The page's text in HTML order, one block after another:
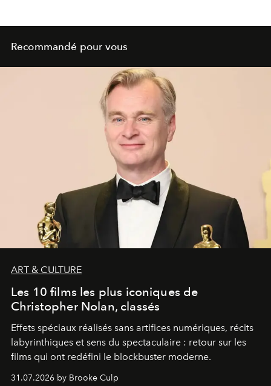
Recommandé pour vous
ART & CULTURE
Les 10 films les plus iconiques de
Christopher Nolan, classés
Effets spéciaux réalisés sans artifices numériques, récits
labyrinthiques et sens du spectaculaire : retour sur les
films qui ont redéfini le blockbuster moderne.
31.07.2026 by Brooke Culp